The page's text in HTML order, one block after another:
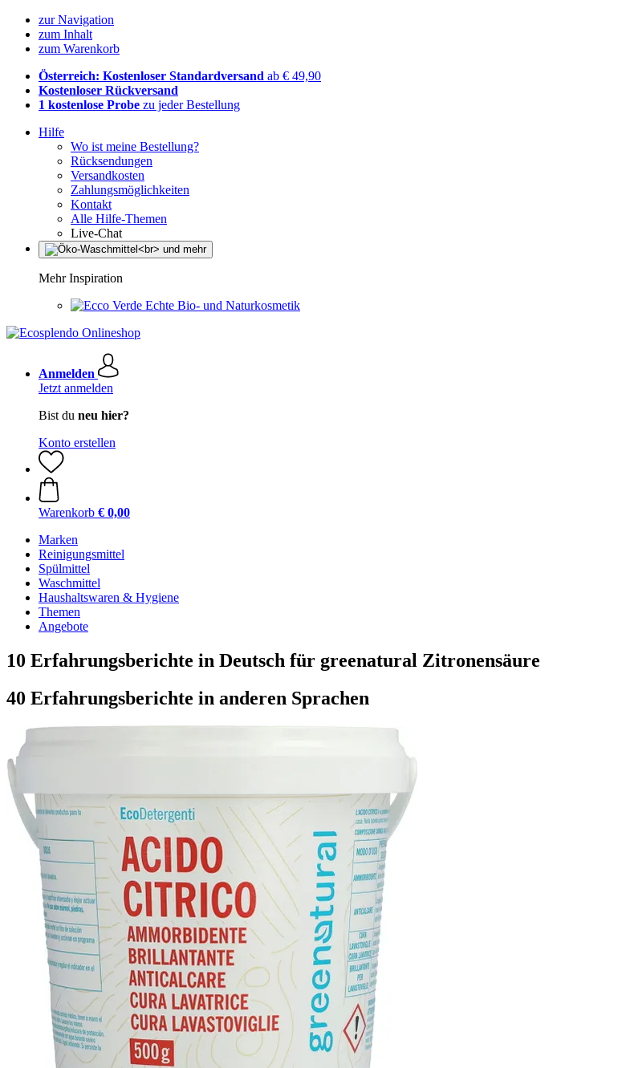
zur Navigation
zum Inhalt
zum Warenkorb
Österreich: Kostenloser Standardversand ab € 49,90
Kostenloser Rückversand
1 kostenlose Probe zu jeder Bestellung
Hilfe
Wo ist meine Bestellung?
Rücksendungen
Versandkosten
Zahlungsmöglichkeiten
Kontakt
Alle Hilfe-Themen
Live-Chat
Mehr Inspiration
Echte Bio- und Naturkosmetik
Anmelden
Jetzt anmelden
Bist du neu hier?
Konto erstellen
Warenkorb € 0,00
Marken
Reinigungsmittel
Spülmittel
Waschmittel
Haushaltswaren & Hygiene
Themen
Angebote
10 Erfahrungsberichte in Deutsch für greenatural Zitronensäure
40 Erfahrungsberichte in anderen Sprachen